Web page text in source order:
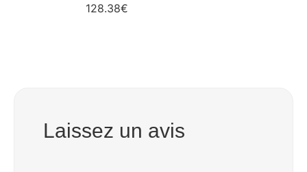
128.38€
Laissez un avis